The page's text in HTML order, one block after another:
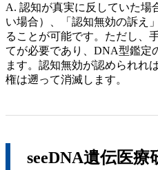
A. 認知が真実に反していた場
い場合）、「認知無効の訴え
ることが可能です。ただし、
てが必要であり、DNA型鑑定
ます。認知無効が認められれ
権は遡って消滅します。
seeDNA遺伝医